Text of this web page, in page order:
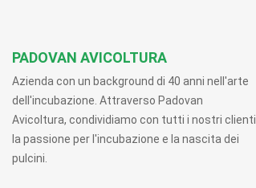
PADOVAN AVICOLTURA
Azienda con un background di 40 anni nell'arte
dell'incubazione. Attraverso Padovan
Avicoltura, condividiamo con tutti i nostri clienti
la passione per l'incubazione e la nascita dei
pulcini.